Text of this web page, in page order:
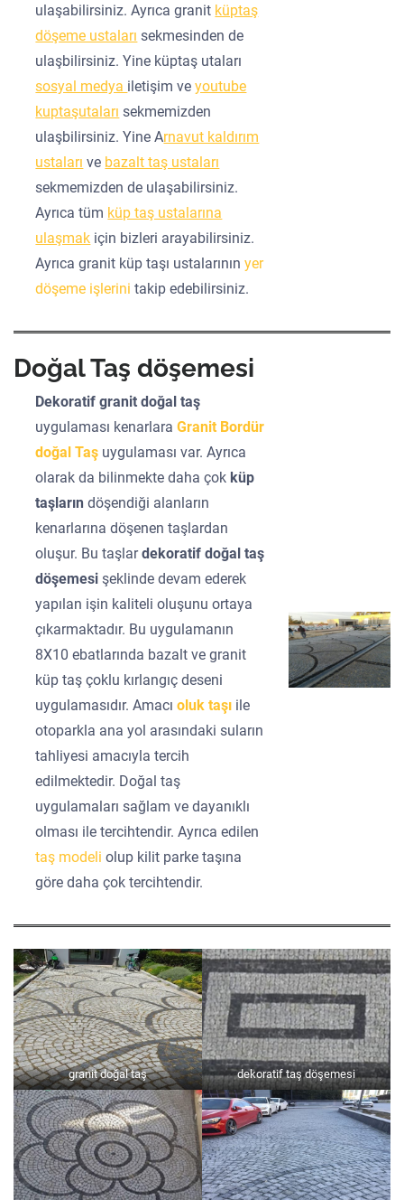
ulaşabilirsiniz. Ayrıca granit küptaş
döşeme ustaları sekmesinden de
ulaşbilirsiniz. Yine küptaş utaları
sosyal medya iletişim veyoutube
kuptaşutaları sekmemizden
ulaşbilirsiniz. Yine Arnavut kaldırım
ustaları ve bazalt taş ustaları
sekmemizden de ulaşabilirsiniz.
Ayrıca tüm küp taş ustalarına
ulaşmak için bizleri arayabilirsiniz.
Ayrıca granit küp taşı ustalarının yer
döşeme işlerini takip edebilirsiniz.
Doğal Taş döşemesi
Dekoratif granit doğal taş
uygulaması kenarlaraGranit Bordür
doğal Taş uygulaması var. Ayrıca
olarak da bilinmekte daha çok küp
taşların döşendiği alanların
kenarlarına döşenen taşlardan
oluşur. Bu taşlardekoratif doğal taş
döşemesişeklinde devam ederek
yapılan işin kaliteli oluşunu ortaya
çıkarmaktadır. Bu uygulamanın
8X10 ebatlarında bazalt ve granit
küp taş çoklu kırlangıç deseni
uygulamasıdır. Amacıoluk taşı ile
otoparkla ana yol arasındaki suların
tahliyesi amacıyla tercih
edilmektedir. Doğal taş
uygulamaları sağlam ve dayanıklı
olması ile tercihtendir. Ayrıca edilen
taş modeliolup kilit parke taşına
göre daha çok tercihtendir.
granit doğal taş dekoratif taş döşemesi